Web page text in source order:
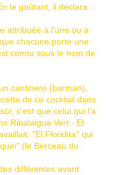
le goûtant, il déclara :
attribuée à l'une ou à
chacune porte une
connu sous le nom de
cantinero (barman),
de ce cocktail dans
c'est que celui qui l'a
Ribalaigua Vert - El
"El Floridita" qui
(le Berceau du
différentes avant